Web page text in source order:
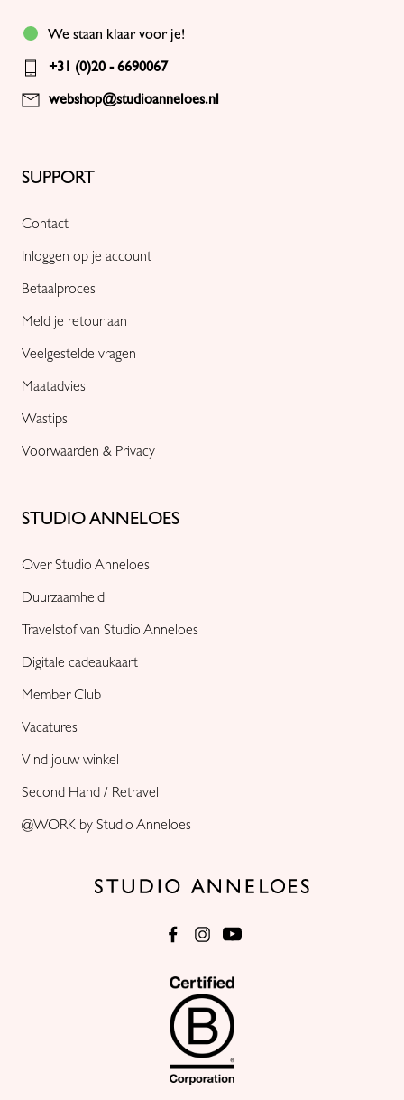
STUDIO ANNELOES
Over Studio Anneloes
Duurzaamheid
Travelstof van Studio Anneloes
Digitale cadeaukaart
Member Club
Vacatures
Vind jouw winkel
Second Hand / Retravel
@WORK by Studio Anneloes
SUPPORT
Contact
Inloggen op je account
Betaalproces
Meld je retour aan
Veelgestelde vragen
Maatadvies
Wastips
Voorwaarden & Privacy
We staan klaar voor je!
+31 (0)20 - 6690067
webshop@studioanneloes.nl